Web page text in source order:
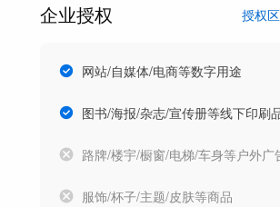
企业授权 授权
网站/自媒体/电商等数字用途
图书/海报/杂志/宣传册等线下印刷
路牌/楼宇/橱窗/电梯/车身等户外广
服饰/杯子/主题/皮肤等商品